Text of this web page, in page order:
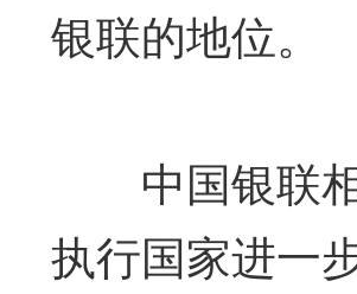
银联的地位。
中国银联相
执行国家进一